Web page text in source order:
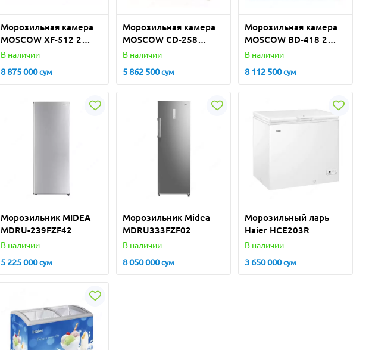
Морозильная камера
MOSCOW XF-512 2
DOOR
В наличии
8 875 000сум
Морозильная камера
MOSCOW CD-258
CURVED
В наличии
5 862 500сум
Морозильная камера
MOSCOW BD-418 2
DOOR
В наличии
8 112 500сум
Морозильник MIDEA
MDRU-239FZF42
В наличии
5 225 000сум
Морозильник Midea
MDRU333FZF02
В наличии
8 050 000сум
Морозильный ларь
Haier HCE203R
В наличии
3 650 000сум